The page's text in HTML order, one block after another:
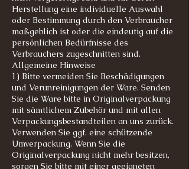
Herstellung eine individuelle Auswahl
oder Bestimmung durch den Verbraucher
maßgeblich ist oder die eindeutig auf die
persönlichen Bedürfnisse des
Verbrauchers zugeschnitten sind.
Allgemeine Hinweise
1) Bitte vermeiden Sie Beschädigungen
und Verunreinigungen der Ware. Senden
Sie die Ware bitte in Originalverpackung
mit sämtlichem Zubehör und mit allen
Verpackungsbestandteilen an uns zurück.
Verwenden Sie ggf. eine schützende
Umverpackung. Wenn Sie die
Originalverpackung nicht mehr besitzen,
sorgen Sie bitte mit einer geeigneten